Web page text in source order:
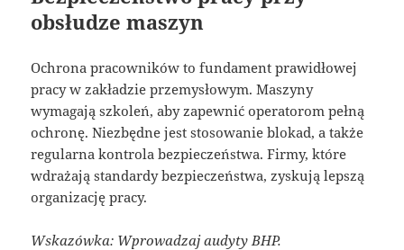
obsłudze maszyn
Ochrona pracowników to fundament prawidłowej
pracy w zakładzie przemysłowym. Maszyny
wymagają szkoleń, aby zapewnić operatorom pełną
ochronę. Niezbędne jest stosowanie blokad, a także
regularna kontrola bezpieczeństwa. Firmy, które
wdrażają standardy bezpieczeństwa, zyskują lepszą
organizację pracy.
Wskazówka: Wprowadzaj audyty BHP.